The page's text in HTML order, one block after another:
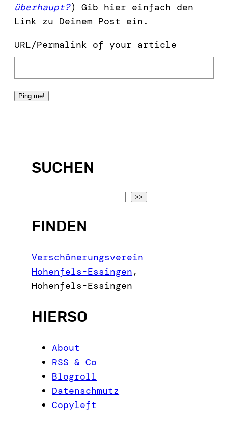
überhaupt?) Gib hier einfach den
Link zu Deinem Post ein.
URL/Permalink of your article
SUCHEN
a
c
h
>>
FINDEN
Verschönerungsverein
Hohenfels-Essingen,
Hohenfels-Essingen
HIERSO
About
RSS & Co
Blogroll
Datenschmutz
Copyleft